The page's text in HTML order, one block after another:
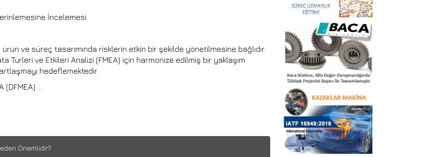
İncelemesi
ve süreç tasarımında risklerin etkin bir şekilde yönetilmesine bağlıdır.
Türleri ve Etkileri Analizi (FMEA) için harmonize edilmiş bir yaklaşım
hedeflemektedir.
(DFMEA) …
Önemlidir?